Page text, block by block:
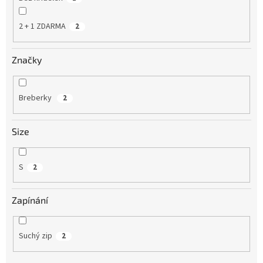
2 + 1 ZDARMA 2
Značky
Breberky 2
Size
S 2
Zapínání
Suchý zip 2